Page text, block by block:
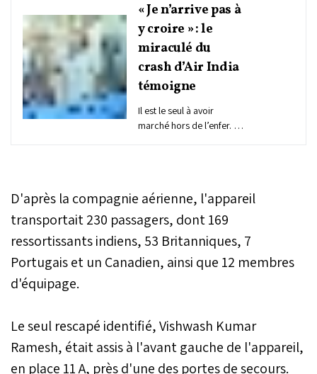
« Je n’arrive pas à
y croire » : le
miraculé du
crash d’Air India
témoigne
Il est le seul à avoir
marché hors de l’enfer. À
Vishwash Kumar Ramesh
est l’unique survivant
parmi les 242 personnes
présentes dans l’avion.
Son récit, livré depuis son
lit d’hôpital, défie
D'après la compagnie aérienne, l'appareil
transportait 230 passagers, dont 169
ressortissants indiens, 53 Britanniques, 7
Portugais et un Canadien, ainsi que 12 membres
d'équipage.
Le seul rescapé identifié, Vishwash Kumar
Ramesh, était assis à l'avant gauche de l'appareil,
en place 11 A, près d'une des portes de secours.